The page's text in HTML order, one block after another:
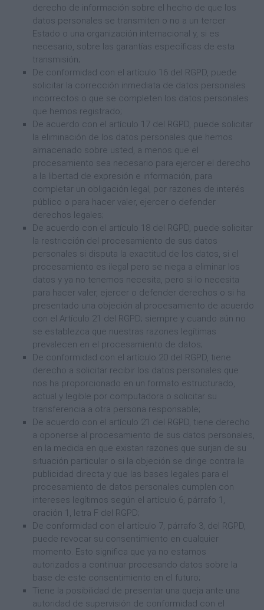
derecho de información sobre el hecho de que los
datos personales se transmiten o no a un tercer
Estado o una organización internacional y, si es
necesario, sobre las garantías específicas de esta
transmisión;
De conformidad con el artículo 16 del RGPD, puede
solicitar la corrección inmediata de datos personales
incorrectos o que se completen los datos personales
que hemos registrado;
De acuerdo con el artículo 17 del RGPD, puede solicitar
la eliminación de los datos personales que hemos
almacenado sobre usted, a menos que el
procesamiento sea necesario para ejercer el derecho
a la libertad de expresión e información, para
completar un obligación legal, por razones de interés
público o para hacer valer, ejercer o defender
derechos legales;
De acuerdo con el artículo 18 del RGPD, puede solicitar
la restricción del procesamiento de sus datos
personales si disputa la exactitud de los datos, si el
procesamiento es ilegal pero se niega a eliminar los
datos y ya no tenemos necesita, pero si lo necesita
para hacer valer, ejercer o defender derechos o si ha
presentado una objeción al procesamiento de acuerdo
con el Artículo 21 del RGPD; siempre y cuando aún no
se establezca que nuestras razones legítimas
prevalecen en el procesamiento de datos;
De conformidad con el artículo 20 del RGPD, tiene
derecho a solicitar recibir los datos personales que
nos ha proporcionado en un formato estructurado,
actual y legible por computadora o solicitar su
transferencia a otra persona responsable;
De acuerdo con el artículo 21 del RGPD, tiene derecho
a oponerse al procesamiento de sus datos personales,
en la medida en que existan razones que surjan de su
situación particular o si la objeción se dirige contra la
publicidad directa y que las bases legales para el
procesamiento de datos personales cumplen con
intereses legítimos según el artículo 6, párrafo 1,
oración 1, letra F del RGPD;
De conformidad con el artículo 7, párrafo 3, del RGPD,
puede revocar su consentimiento en cualquier
momento. Esto significa que ya no estamos
autorizados a continuar procesando datos sobre la
base de este consentimiento en el futuro;
Tiene la posibilidad de presentar una queja ante una
autoridad de supervisión de conformidad con el